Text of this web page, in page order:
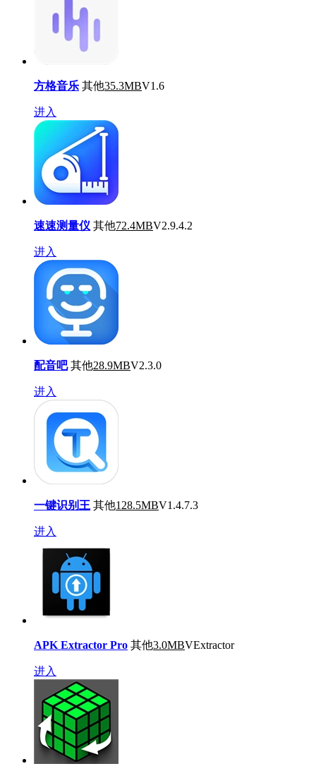
方格音乐 其他35.3MBV1.6
进入
速速测量仪 其他72.4MBV2.9.4.2
进入
配音吧 其他28.9MBV2.3.0
进入
一键识别王 其他128.5MBV1.4.7.3
进入
APK Extractor Pro 其他3.0MBVExtractor
进入